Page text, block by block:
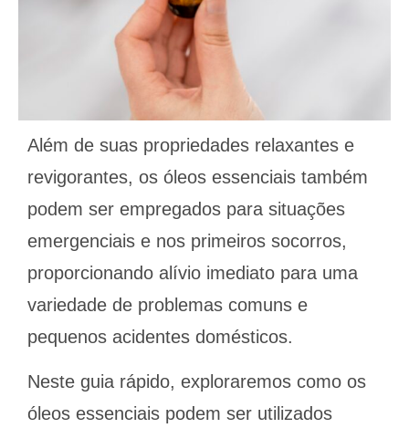
Além de suas propriedades relaxantes e
revigorantes, os óleos essenciais também
podem ser empregados para situações
emergenciais e nos primeiros socorros,
proporcionando alívio imediato para uma
variedade de problemas comuns e
pequenos acidentes domésticos.
Neste guia rápido, exploraremos como os
óleos essenciais podem ser utilizados